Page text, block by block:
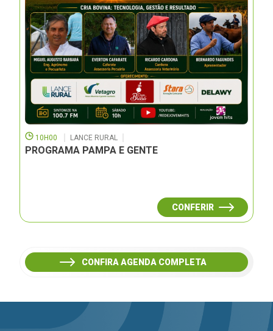
10H00 LANCE RURAL
PROGRAMA PAMPA E GENTE
CONFERIR
CONFIRA AGENDA COMPLETA